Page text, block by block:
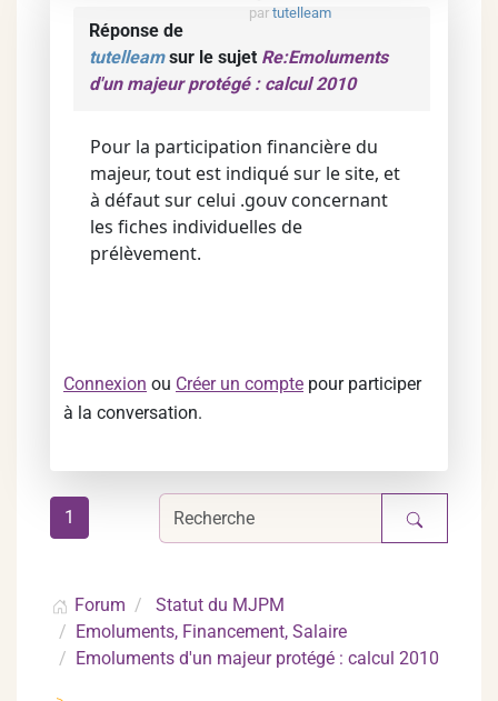
par tutelleam
Réponse de
tutelleamsur le sujet Re:Emoluments
d'un majeur protégé : calcul 2010
Pour la participation financière du
majeur, tout est indiqué sur le site, et
à défaut sur celui .gouv concernant
les fiches individuelles de
prélèvement.
Connexion ou Créer un compte pour participer
à la conversation.
1
Forum
Statut du MJPM
Emoluments, Financement, Salaire
Emoluments d'un majeur protégé : calcul 2010